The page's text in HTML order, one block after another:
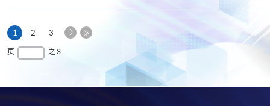
1 本
页
2 3
下
页 之 3